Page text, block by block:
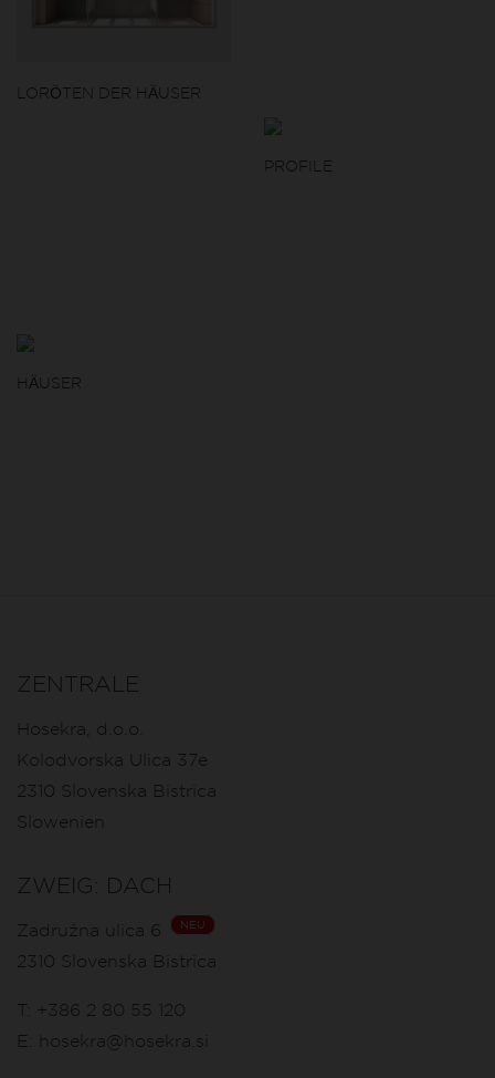
LORÖTEN DER HÄUSER
PROFILE
HÄUSER
ZENTRALE
Hosekra, d.o.o.
Kolodvorska Ulica 37e
2310 Slovenska Bistrica
Slowenien
ZWEIG: DACH
Zadružna ulica 6 NEU
2310 Slovenska Bistrica
T:
+386 2 80 55 120
E:
hosekra@hosekra.si